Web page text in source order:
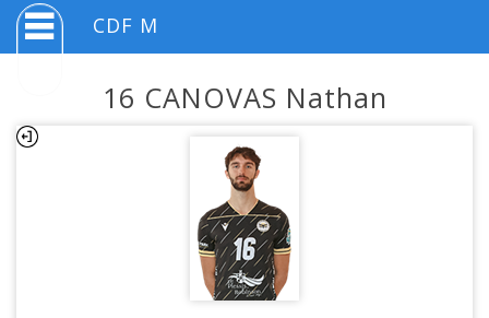
CDF M
16 CANOVAS Nathan